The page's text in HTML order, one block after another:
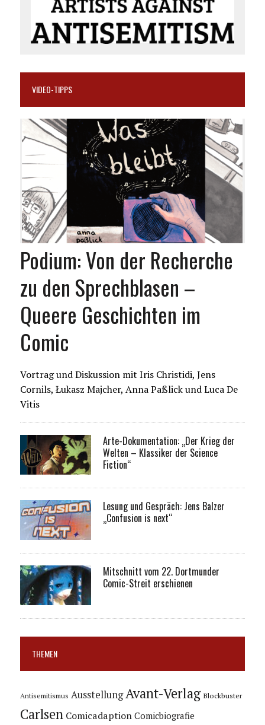
VIDEO-TIPPS
Podium: Von der Recherche
zu den Sprechblasen –
Queere Geschichten im
Comic
Vortrag und Diskussion mit Iris Christidi, Jens
Cornils, Łukasz Majcher, Anna Paßlick und Luca De
Vitis
Arte-Dokumentation: „Der Krieg der
Welten – Klassiker der Science
Fiction“
Lesung und Gespräch: Jens Balzer
„Confusion is next“
Mitschnitt vom 22. Dortmunder
Comic-Streit erschienen
THEMEN
Antisemitismus Ausstellung Avant-Verlag Blockbuster
Carlsen Comicadaption Comicbiografie